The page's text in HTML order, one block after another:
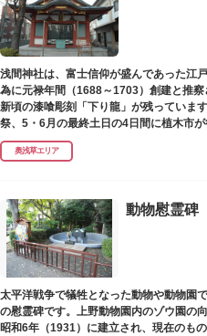
浅間神社は、富士信仰が盛んであった江
為に元禄年間（1688～1703）創建と推
新頃の漆喰彫刻「下り龍」が残っていま
祭、5・6月の最終土日の4日間に植木市が
奥浅草エリア
動物慰霊碑
太平洋戦争で犠牲となった動物や動物園
の慰霊碑です。上野動物園内のゾウ園の
昭和6年（1931）に建立され、現在のも